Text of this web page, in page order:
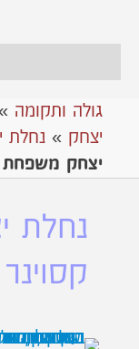
גולה ותקומה »
יצחק » נחלת
יצחק משפחת
נחלת
קסוינר